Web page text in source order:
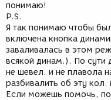
понимаю!
P.S.
Я так понимаю чтобы
включена кнопка
заваливалась в этом
всякой динам.). По сути
не шевел. и не плавола
разбивалить об эту
Если можешь помочь,